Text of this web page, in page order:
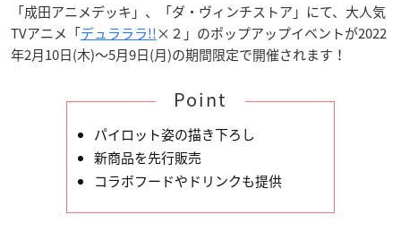
「成田アニメデッキ」、「ダ・ヴィンチストア」にて、大人気
TVアニメ「デュラララ!!×２」のポップアップイベントが2022
年2月10日(木)～5月9日(月)の期間限定で開催されます！
Point
パイロット姿の描き下ろし
新商品を先行販売
コラボフードやドリンクも提供